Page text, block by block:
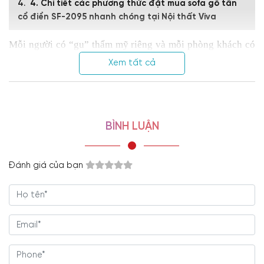
4. Chi tiết các phương thức đặt mua sofa gỗ tân
cổ điển SF-2095 nhanh chóng tại Nội thất Viva
Mỗi người có “gu” thẩm mỹ riêng và mỗi phòng khách có
phong cách bài trí riêng. Với mẫu
sofa gỗ tân cổ điển
2095, bạn sẽ có không gian khác biệt so với số đông, vừa
thể hiện cá tính, vừa tận hưởng góc “chill” của riêng mình.
tân cổ điển SF-2095 có gì đặc
biệt?
Là sản phẩm có sự kết hợp hài hòa giữa hai phong cách cổ
điển và hiện đại,
SF-2095 tạo nên cho
gia đình không gian phòng khách sang trọng cho các căn
biệt thự hay những căn hộ chung cư cao cấp.
Bộ sản phẩm có kiểu dáng đẹp, sang trọng, giúp tạo nên sự
ấm áp cho người dùng.
Xem tất cả
BÌNH LUẬN
Đánh giá của bạn